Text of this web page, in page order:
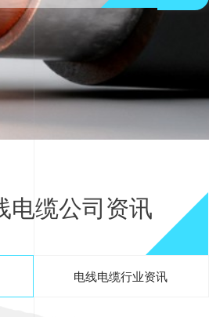
电缆公司资讯
电线电缆行业资讯